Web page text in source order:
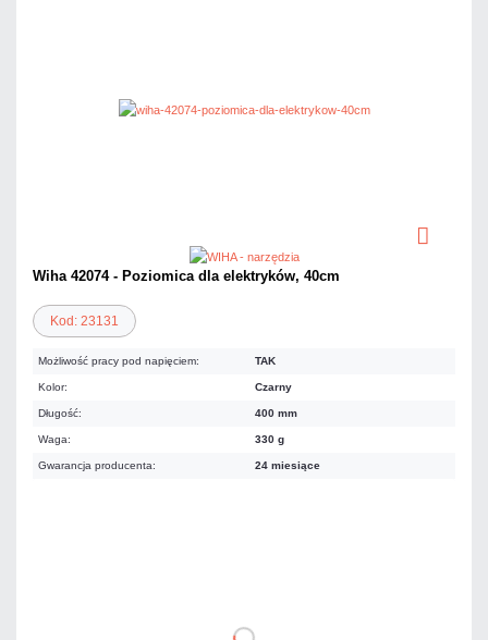
Wiha 42074 - Poziomica dla elektryków, 40cm
Kod: 23131
Możliwość pracy pod napięciem: TAK
Kolor: Czarny
Długość: 400 mm
Waga: 330 g
Gwarancja producenta: 24 miesiące